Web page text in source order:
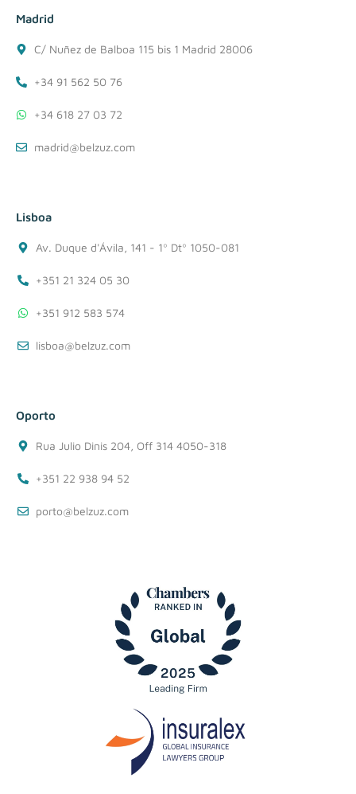
Madrid
C/ Nuñez de Balboa 115 bis 1 Madrid 28006
+34 91 562 50 76
+34 618 27 03 72
madrid@belzuz.com
Lisboa
Av. Duque d'Ávila, 141 - 1º Dtº 1050-081
+351 21 324 05 30
+351 912 583 574
lisboa@belzuz.com
Oporto
Rua Julio Dinis 204, Off 314 4050-318
+351 22 938 94 52
porto@belzuz.com